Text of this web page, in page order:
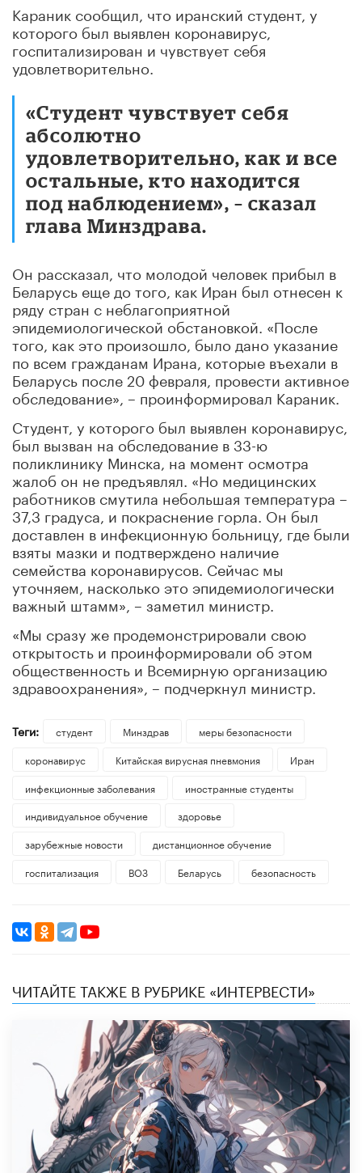
Караник сообщил, что иранский студент, у
которого был выявлен коронавирус,
госпитализирован и чувствует себя
удовлетворительно.
«Студент чувствует себя
абсолютно
удовлетворительно, как и все
остальные, кто находится
под наблюдением», – сказал
глава Минздрава.
Он рассказал, что молодой человек прибыл в
Беларусь еще до того, как Иран был отнесен к
ряду стран с неблагоприятной
эпидемиологической обстановкой. «После
того, как это произошло, было дано указание
по всем гражданам Ирана, которые въехали в
Беларусь после 20 февраля, провести активное
обследование», – проинформировал Караник.
Студент, у которого был выявлен коронавирус,
был вызван на обследование в 33-ю
поликлинику Минска, на момент осмотра
жалоб он не предъявлял. «Но медицинских
работников смутила небольшая температура –
37,3 градуса, и покраснение горла. Он был
доставлен в инфекционную больницу, где были
взяты мазки и подтверждено наличие
семейства коронавирусов. Сейчас мы
уточняем, насколько это эпидемиологически
важный штамм», – заметил министр.
«Мы сразу же продемонстрировали свою
открытость и проинформировали об этом
общественность и Всемирную организацию
здравоохранения», – подчеркнул министр.
Теги: студент Минздрав
меры безопасности
коронавирус
Китайская вирусная пневмония
Иран
инфекционные заболевания
иностранные студенты
индивидуальное обучение
здоровье
зарубежные новости
дистанционное обучение
госпитализация
ВОЗ Беларусь безопасность
ЧИТАЙТЕ ТАКЖЕ В РУБРИКЕ «ИНТЕРВЕСТИ»